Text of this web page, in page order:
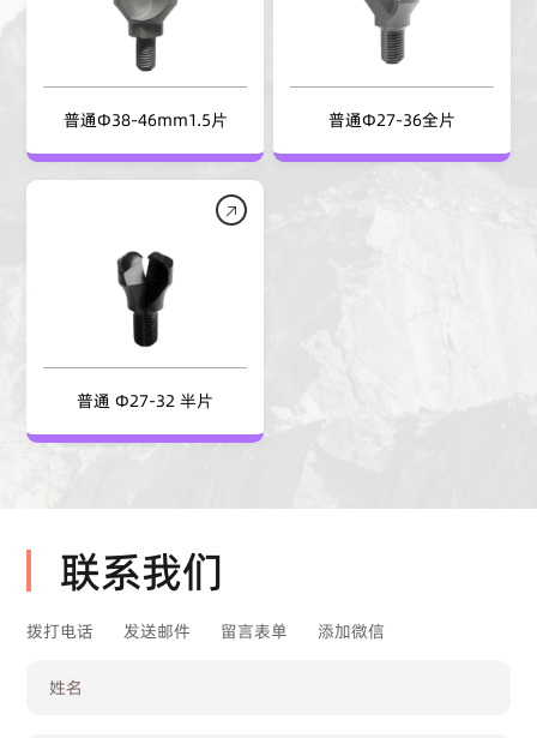
普通Φ38-46mm1.5片 普通Φ27-36全片
普通 Φ27-32 半片
联系我们
拨打电话 发送邮件 留言表单 添加微信